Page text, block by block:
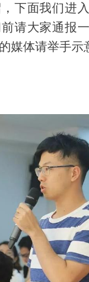
下面我们进入
请大家通报
媒体请举手示